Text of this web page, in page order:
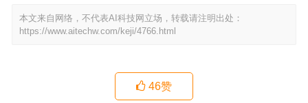
本文来自网络，不代表AI科技网立场，转载请注明出处：
https://www.aitechw.com/keji/4766.html
46赞